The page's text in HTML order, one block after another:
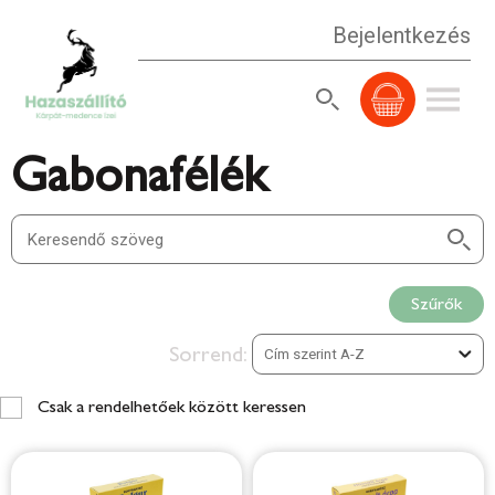
Bejelentkezés
Gabonafélék
Szűrők
Sorrend:
Csak a rendelhetőek között keressen